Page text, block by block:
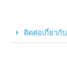
ติดต่อเกี่ยวกับ